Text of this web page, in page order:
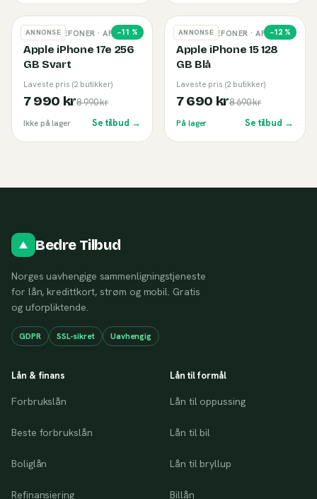
ANNONSE −11 %
MOBILTELEFONER · APPLE
Apple iPhone 17e 256
GB Svart
Laveste pris (2 butikker)
7 990 kr8 990 kr
Ikke på lager Se tilbud →
ANNONSE −12 %
MOBILTELEFONER · APPLE
Apple iPhone 15 128
GB Blå
Laveste pris (2 butikker)
7 690 kr8 690 kr
På lager Se tilbud →
Bedre Tilbud
Norges uavhengige sammenligningstjeneste
for lån, kredittkort, strøm og mobil. Gratis
og uforpliktende.
GDPR SSL-sikret Uavhengig
Lån & finans
Forbrukslån
Beste forbrukslån
Boliglån
Refinansiering
Lån til formål
Lån til oppussing
Lån til bil
Lån til bryllup
Billån